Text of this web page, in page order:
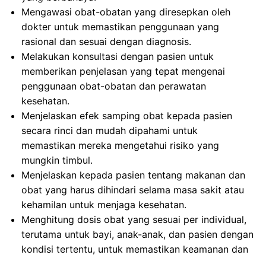
Mengawasi obat-obatan yang diresepkan oleh
dokter untuk memastikan penggunaan yang
rasional dan sesuai dengan diagnosis.
Melakukan konsultasi dengan pasien untuk
memberikan penjelasan yang tepat mengenai
penggunaan obat-obatan dan perawatan
kesehatan.
Menjelaskan efek samping obat kepada pasien
secara rinci dan mudah dipahami untuk
memastikan mereka mengetahui risiko yang
mungkin timbul.
Menjelaskan kepada pasien tentang makanan dan
obat yang harus dihindari selama masa sakit atau
kehamilan untuk menjaga kesehatan.
Menghitung dosis obat yang sesuai per individual,
terutama untuk bayi, anak-anak, dan pasien dengan
kondisi tertentu, untuk memastikan keamanan dan